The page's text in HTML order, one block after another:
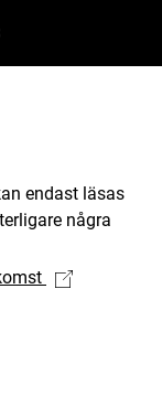
endast läsas
några